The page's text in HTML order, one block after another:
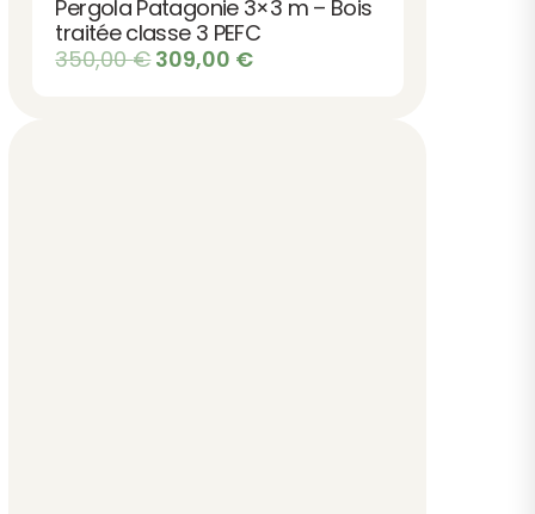
625,00 €.459,00 €.
Pergola Patagonie 3×3 m – Bois
traitée classe 3 PEFC
350,00€Le
309,00 €Le